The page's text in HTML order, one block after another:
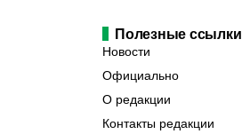
Полезные ссылки
Новости
Официально
О редакции
Контакты редакции